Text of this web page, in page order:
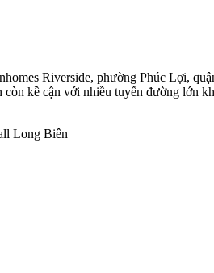
Riverside, phường Phúc Lợi,
còn kề cận với nhiều tuyến đường
Long Biên